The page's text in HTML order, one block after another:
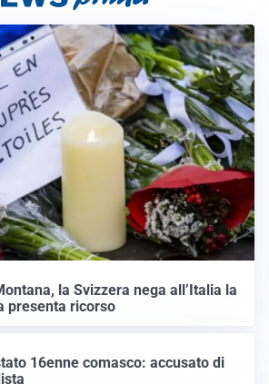
la Svizzera nega all’Italia la
presenta ricorso
16enne comasco: accusato di